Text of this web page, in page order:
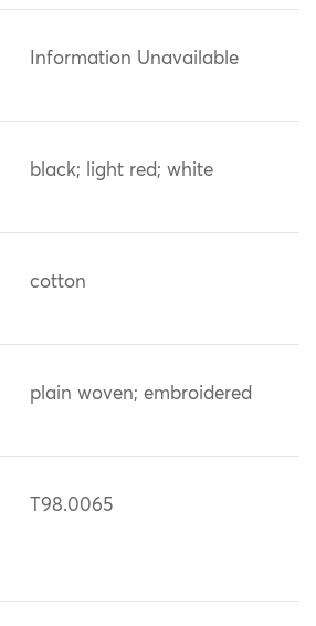
Information Unavailable
black; light red; white
cotton
plain woven; embroidered
T98.0065